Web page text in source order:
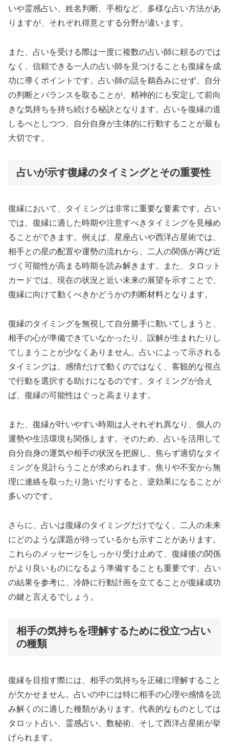
いや霊感占い、姓名判断、手相など、多様な占い方法があ
りますが、それぞれ得意とする分野が違います。
また、占いを受ける際は一度に複数の占い師に頼るのでは
なく、信頼できる一人の占い師を見つけることも復縁を成
功に導くポイントです。占い師の話を鵜呑みにせず、自分
の判断とバランスを取ることが、精神的にも安定して前向
きな気持ちを持ち続ける秘訣となります。占いを復縁の道
しるべとしつつ、自分自身が主体的に行動することが最も
大切です。
占いが示す復縁のタイミングとその重要性
復縁において、タイミングは非常に重要な要素です。占い
では、復縁に適した時期や注意すべきタイミングを見極め
ることができます。例えば、星座占いや西洋占星術では、
相手との星の配置や運勢の流れから、二人の関係が再び近
づく可能性が高まる時期を読み解きます。また、タロット
カードでは、現在の状況と近い未来の展望を示すことで、
復縁に向けて動くべきかどうかの判断材料となります。
復縁のタイミングを無視して自分勝手に動いてしまうと、
相手の心が準備できていなかったり、誤解が生まれたりし
てしまうことが少なくありません。占いによって示される
タイミングは、感情だけで動くのではなく、客観的な視点
で行動を選択する助けになるのです。タイミングが合え
ば、復縁の可能性はぐっと高まります。
また、復縁が叶いやすい時期は人それぞれ異なり、個人の
運勢や生活環境も関係します。そのため、占いを活用して
自分自身の運気や相手の状況を把握し、焦らず適切なタイ
ミングを見計らうことが求められます。焦りや不安から無
理に連絡を取ったり急いだりすると、逆効果になることが
多いのです。
さらに、占いは復縁のタイミングだけでなく、二人の未来
にどのような課題が待っているかも示すことがあります。
これらのメッセージをしっかり受け止めて、復縁後の関係
がより良いものになるよう準備することも重要です。占い
の結果を参考に、冷静に行動計画を立てることが復縁成功
の鍵と言えるでしょう。
相手の気持ちを理解するために役立つ占い
の種類
復縁を目指す際には、相手の気持ちを正確に理解すること
が欠かせません。占いの中には特に相手の心理や感情を読
み解くのに適した種類があります。代表的なものとしては
タロット占い、霊感占い、数秘術、そして西洋占星術が挙
げられます。